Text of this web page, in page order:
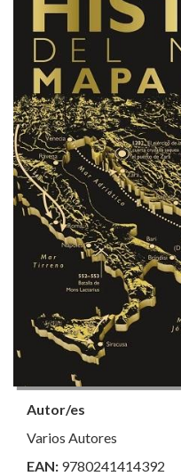
Autor/es
Varios Autores
EAN: 9780241414392